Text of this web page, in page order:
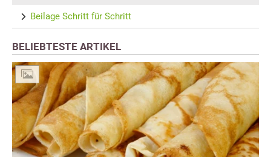
Beilage Schritt für Schritt
BELIEBTESTE ARTIKEL